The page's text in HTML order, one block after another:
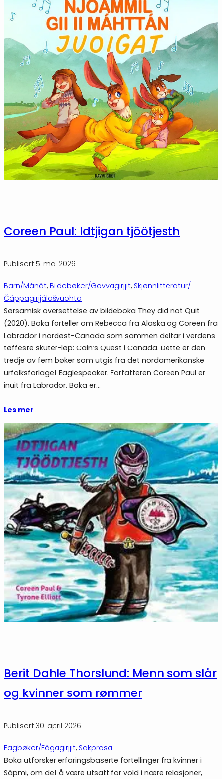
Coreen Paul: Idtjigan tjöötjesth
Publisert:5. mai 2026
Barn/Mánát, Bildebøker/Govvagirjjit, Skjønnlitteratur/
Čáppagirjjálašvuohta
Sørsamisk oversettelse av bildeboka They did not Quit
(2020). Boka forteller om Rebecca fra Alaska og Coreen fra
Labrador i nordøst-Canada som sammen deltar i verdens
tøffeste skuter-løp: Cain’s Quest i Canada. Dette er den
tredje av fem bøker som utgis fra det nordamerikanske
urfolksforlaget Eaglespeaker. Forfatteren Coreen Paul er
inuit fra Labrador. Boka er…
Les mer
Berit Dahle Thorslund: Menn som slår
og kvinner som rømmer
Publisert:30. april 2026
Fagbøker/Fágagirjjit, Sakprosa
Boka utforsker erfaringsbaserte fortellinger fra kvinner i
Sápmi, om det å være utsatt for vold i nære relasjoner,